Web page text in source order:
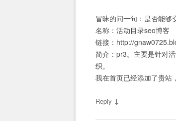
冒昧的问一句：是否能够
名称：活动目录seo博客
链接：http://
简介：pr3。主要是针对
织。
我在首页已经添加了贵站
Reply ↓